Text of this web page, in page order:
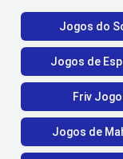
Jogos do
Jogos de
Friv
Jogos de